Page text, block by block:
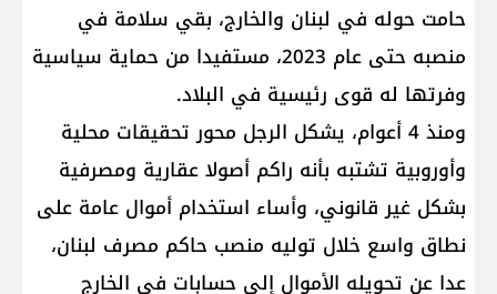
حامت حوله في لبنان والخارج، بقي سلامة في
منصبه حتى عام 2023، مستفيدا من حماية سياسية
وفرتها له قوى رئيسية في البلاد.
ومنذ 4 أعوام، يشكل الرجل محور تحقيقات محلية
وأوروبية تشتبه بأنه راكم أصولا عقارية ومصرفية
بشكل غير قانوني، وأساء استخدام أموال عامة على
نطاق واسع خلال توليه منصب حاكم مصرف لبنان،
عدا عن تحويله الأموال إلى حسابات في الخارج